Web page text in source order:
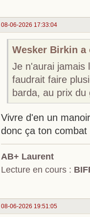
08-06-2026 17:33:04
Wesker Birkin a
Je n'aurai jamais
faudrait faire
barda, au prix
Vivre d'en un
donc ça ton combat
AB+ Laurent
Lecture en cours :
08-06-2026 19:51:05